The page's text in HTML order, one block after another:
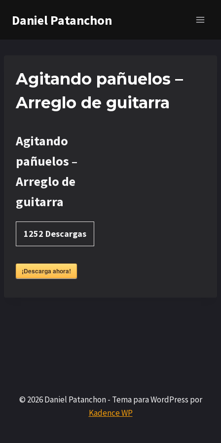
Daniel Patanchon
Agitando pañuelos –
Arreglo de guitarra
Agitando
pañuelos –
Arreglo de
guitarra
1252 Descargas
¡Descarga ahora!
© 2026 Daniel Patanchon - Tema para WordPress por
Kadence WP